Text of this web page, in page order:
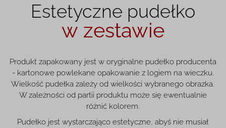
Estetyczne pudełko
w zestawie
Produkt zapakowany jest w oryginalne pudełko producenta
- kartonowe powlekane opakowanie z logiem na wieczku.
Wielkość pudełka zależy od wielkości wybranego obrazka.
W zależności od partii produktu może się ewentualnie
różnić kolorem.
Pudełko jest wystarczająco estetyczne, abyś nie musiał